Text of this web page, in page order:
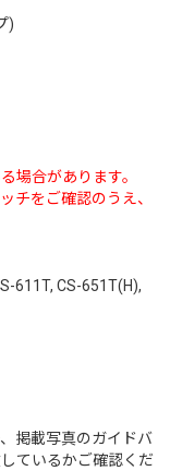
)
場合があります。
チをご確認のうえ、
611T, CS-651T(H),
掲載写真のガイドバ
ているかご確認くだ